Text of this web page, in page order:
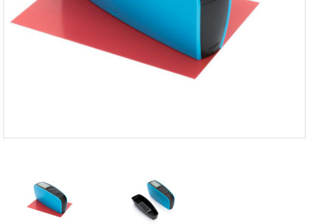
E+E
e-Plus Innovation
GREISINGER
HEIDON